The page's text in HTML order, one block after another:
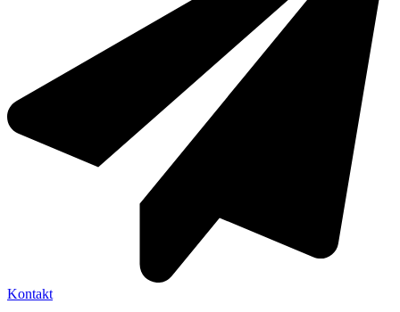
Kontakt